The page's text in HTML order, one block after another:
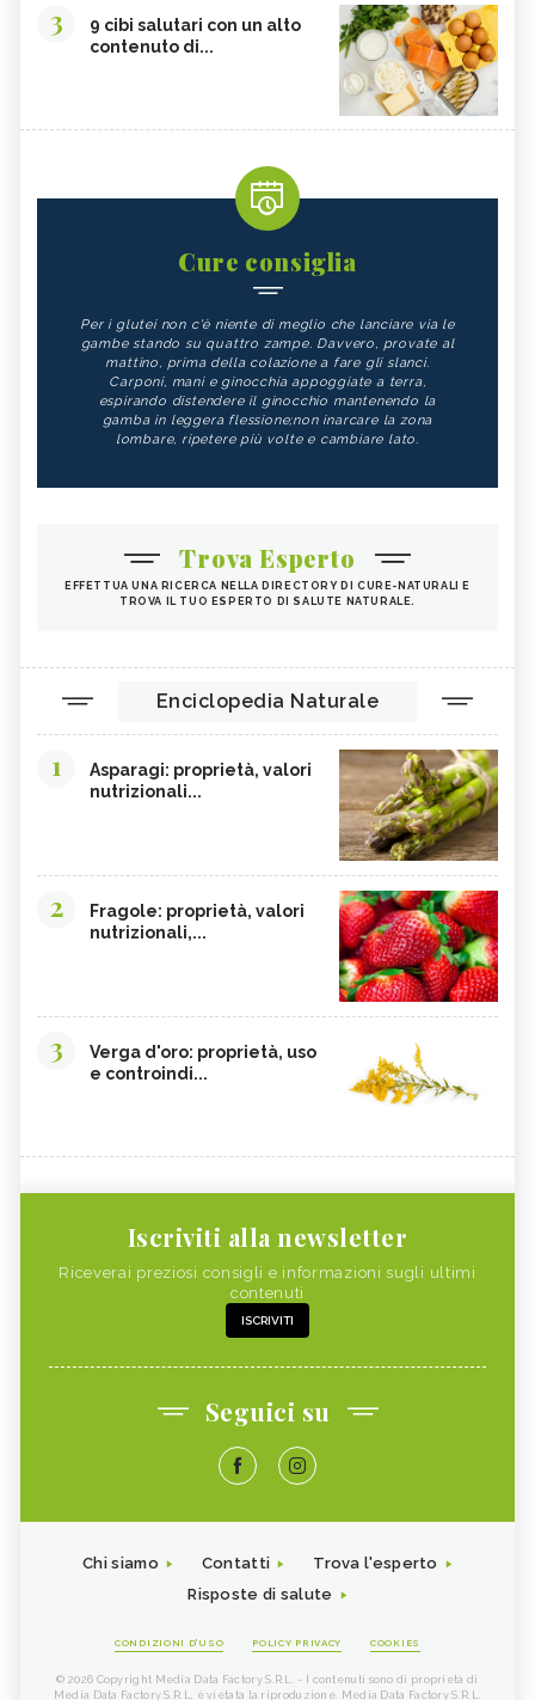
3
9 cibi salutari con un alto
contenuto di...
Cure consiglia
Per i glutei non c'è niente di meglio che lanciare via le
gambe stando su quattro zampe. Davvero, provate al
mattino, prima della colazione a fare gli slanci.
Carponi, mani e ginocchia appoggiate a terra,
espirando distendere il ginocchio mantenendo la
gamba in leggera flessione;non inarcare la zona
lombare, ripetere più volte e cambiare lato.
Trova Esperto
EFFETTUA UNA RICERCA NELLA DIRECTORY DI CURE-NATURALI E
TROVA IL TUO ESPERTO DI SALUTE NATURALE.
Enciclopedia Naturale
1
Asparagi: proprietà, valori
nutrizionali...
2
Fragole: proprietà, valori
nutrizionali,...
3
Verga d'oro: proprietà, uso
e controindi...
Iscriviti alla newsletter
Riceverai preziosi consigli e informazioni sugli ultimi
contenuti
ISCRIVITI
Seguici su
Chi siamo Contatti
Trova l'esperto
Risposte di salute
CONDIZIONI D'USO POLICY PRIVACY COOKIES
© 2026 Copyright Media Data Factory S.R.L. - I contenuti sono di proprietà di
Media Data Factory S.R.L, è vietata la riproduzione. Media Data Factory S.R.L.